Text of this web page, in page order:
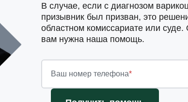
В случае, если с диагнозом
призывник был призван, это
областном комиссариате или
вам нужна наша помощь.
Ваш номер телефона*